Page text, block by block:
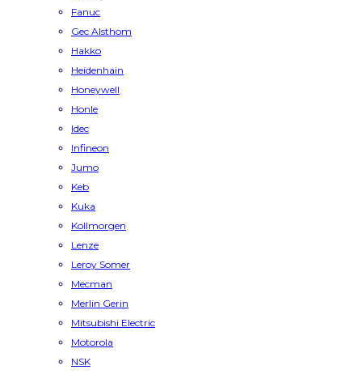
Fanuc
Gec Alsthom
Hakko
Heidenhain
Honeywell
Honle
Idec
Infineon
Jumo
Keb
Kuka
Kollmorgen
Lenze
Leroy Somer
Mecman
Merlin Gerin
Mitsubishi Electric
Motorola
NSK